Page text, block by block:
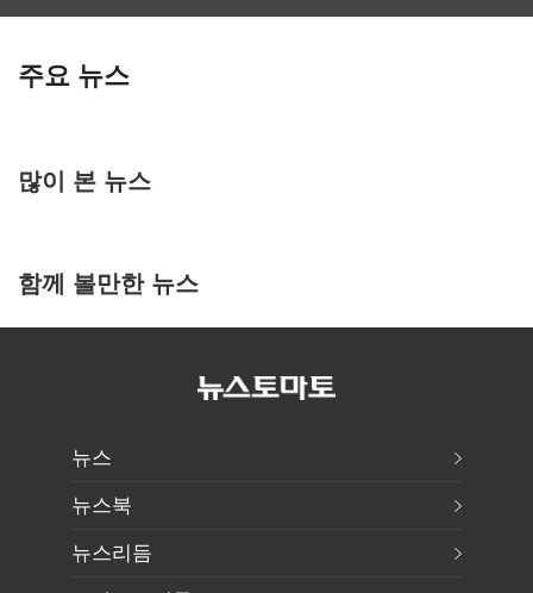
주요 뉴스
많이 본 뉴스
함께 볼만한 뉴스
뉴스
뉴스북
뉴스리듬